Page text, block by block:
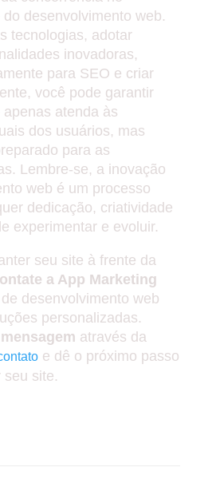
desenvolvimento web.
tecnologias, adotar
inovadoras,
para SEO e criar
você pode garantir
atenda às
dos usuários, mas
para as
Lembre-se, a inovação
web é um processo
dedicação, criatividade
experimentar e evoluir.
seu site à frente da
a App Marketing
desenvolvimento web
personalizadas.
através da
e dê o próximo passo
seu site.